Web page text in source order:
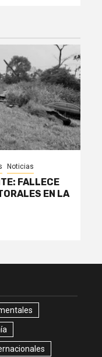
Noticias
FALLECE
EN LA